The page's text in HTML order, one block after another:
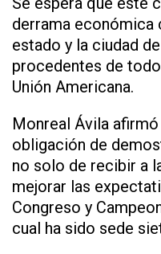
derrama económica
estado y la ciudad
procedentes de
Unión Americana.
Monreal Ávila
obligación de
no solo de recibir a
mejorar las
Congreso y
cual ha sido sede